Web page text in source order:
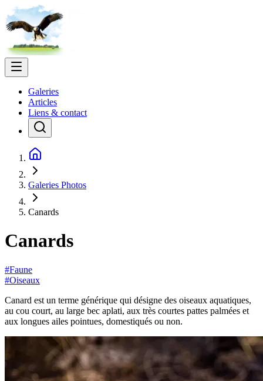
Galeries
Articles
Liens & contact
Galeries Photos
Canards
Canards
#Faune
#Oiseaux
Canard est un terme générique qui désigne des oiseaux aquatiques,
au cou court, au large bec aplati, aux très courtes pattes palmées et
aux longues ailes pointues, domestiqués ou non.